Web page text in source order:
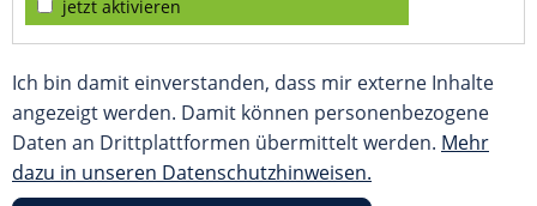
jetzt aktivieren
Ich bin damit einverstanden, dass mir externe Inhalte
angezeigt werden. Damit können personenbezogene
Daten an Drittplattformen übermittelt werden. Mehr
dazu in unseren Datenschutzhinweisen.